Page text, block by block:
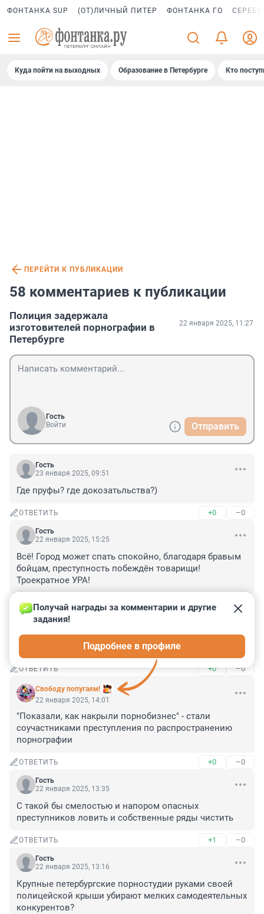
ФОНТАНКА SUP (ОТ)ЛИЧНЫЙ ПИТЕР ФОНТАНКА ГО
Куда пойти на выходных Образование в Петербурге Кто
ПЕРЕЙТИ К ПУБЛИКАЦИИ
58 комментариев к публикации
Полиция задержала
изготовителей порнографии в
Петербурге
22 января 2025, 11:27
Гость
Войти
Отправить
Гость
23 января 2025, 09:51
Где пруфы? где докозатьльства?)
ОТВЕТИТЬ +0 –0
Гость
22 января 2025, 15:25
Всё! Город может спать спокойно, благодаря бравым
бойцам, преступность побеждён товарищи!
Троекратное УРА!
ОТВЕТИТЬ –0
Гость
А как-же поддержка малого бизнеса?
ОТВЕТИТЬ +0 –0
Свободу попугаям!
Получай награды за комментарии и другие
задания!
Подробнее в профиле
22 января 2025, 14:01
"Показали, как накрыли порнобизнес" - стали
соучастниками преступления по распространению
порнографии
ОТВЕТИТЬ +0 –0
Гость
22 января 2025, 13:35
С такой бы смелостью и напором опасных
преступников ловить и собственные ряды чистить
ОТВЕТИТЬ +1 –0
Гость
22 января 2025, 13:16
Крупные петербургские порностудии руками своей
полицейской крыши убирают мелких самодеятельных
конкурентов?